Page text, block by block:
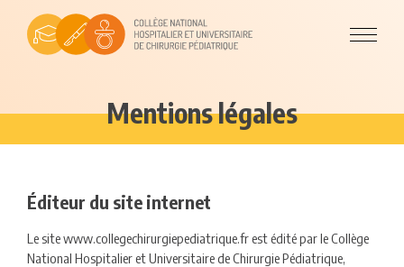
Mentions légales
Éditeur du site internet
Le site www.collegechirurgiepediatrique.fr est édité par le Collège
National Hospitalier et Universitaire de Chirurgie Pédiatrique,